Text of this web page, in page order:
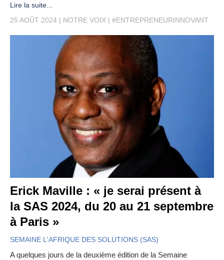
Lire la suite...
25 AOÛT 2024
NOTRE VOIX #ENTREPRENEURINNOVANT
Erick Maville : « je serai présent à
la SAS 2024, du 20 au 21 septembre
à Paris »
SEMAINE L'AFRIQUE DES SOLUTIONS (SAS)
A quelques jours de la deuxième édition de la Semaine